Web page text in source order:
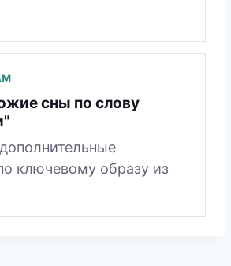
сны по слову
ключевому образу из